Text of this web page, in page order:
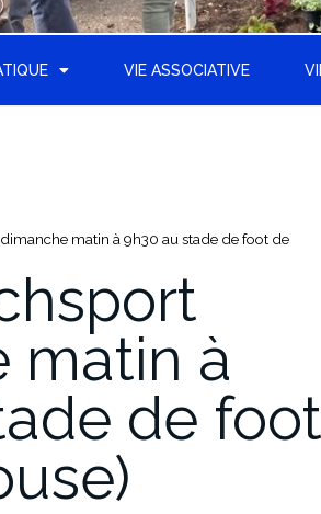
VIE ASSOCIATIVE
matin à 9h30 au stade de foot de
matin à
de foot